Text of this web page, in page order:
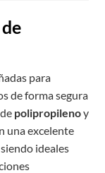
para
de forma segura
polipropilenoy
una excelente
ideales